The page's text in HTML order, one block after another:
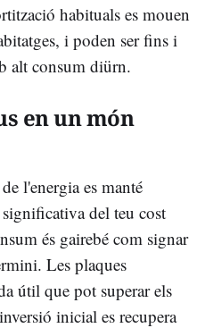
habituals es mouen
i poden ser fins i
alt consum diürn.
en un món
l'energia es manté
del teu cost
és gairebé com signar
Les plaques
útil que pot superar els
inicial es recupera